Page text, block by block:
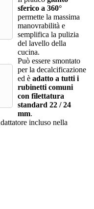
sferico a 360°
permette la massima
manovrabilità e
semplifica la pulizia
del lavello della
cucina.
Può essere smontato
per la decalcificazione
ed è adatto a tutti i
rubinetti comuni
con filettatura
standard 22 / 24
mm.
incluso nella